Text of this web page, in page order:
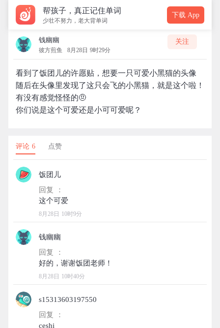
帮孩子，真正记住单词
少壮不努力，老大背单词
下载 App
钱幽幽
彼方煎鱼 8月28日 9时29分
关注
看到了饭团儿的许愿贴，想要一只可爱小黑猫的头像
随后在头像里发现了这只会飞的小黑猫，就是这个啦！
有没有感觉怪怪的🤨
你们说是这个可爱还是小可可爱呢？
评论 6 点赞
饭团儿
回复 ：
8月28日 10时9分
钱幽幽
回复 ：
8月28日 10时40分
s15313603197550
回复 ：